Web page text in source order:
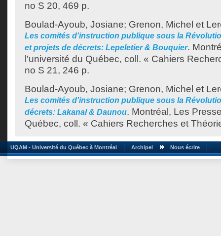
no S 20, 469 p.
Boulad-Ayoub, Josiane; Grenon, Michel et
Les comités d'instruction publique sous la
et projets de décrets: Lepeletier & Bouquier.
l'université du Québec, coll. « Cahiers
no S 21, 246 p.
Boulad-Ayoub, Josiane; Grenon, Michel et
Les comités d'instruction publique sous la
décrets: Lakanal & Daunou. Montréal, Les
Québec, coll. « Cahiers Recherches et
UQAM - Université du Québec à Montréal Archipel Nous écrire